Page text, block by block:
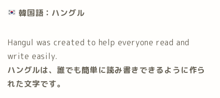
韓国語：ハングル
Hangul was created to help everyone read and
write easily.
ハングルは、誰でも簡単に読み書きできるように作ら
れた文字です。